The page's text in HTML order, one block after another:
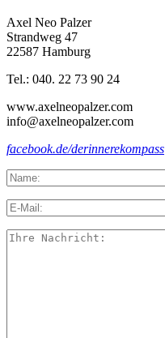
Axel Neo Palzer
Strandweg 47
22587 Hamburg
Tel.: 040. 22 73 90 24
www.axelneopalzer.com
info@axelneopalzer.com
facebook.de/derinnerekompass